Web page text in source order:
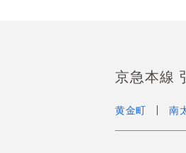
京急本線
黄金町 南